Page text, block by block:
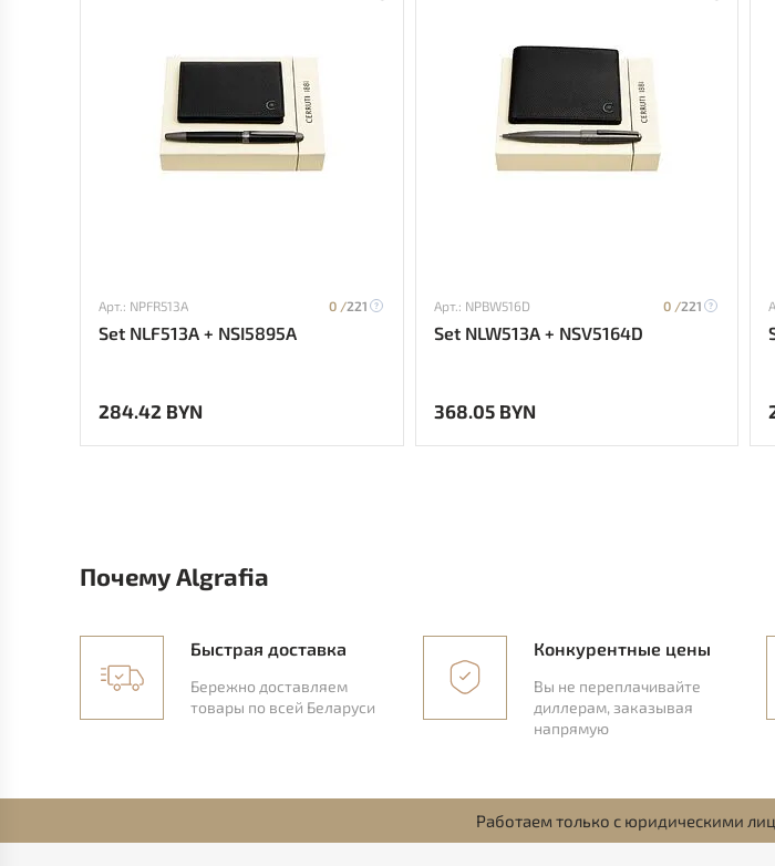
Арт.: NPFR513A 0 /221
Set NLF513A + NSI5895A
284.42 BYN
Арт.: NPBW516D 0 /221
Set NLW513A + NSV5164D
368.05 BYN
Почему Algrafia
Быстрая доставка
Бережно доставляем
товары по всей Беларуси
Конкурентные цены
Вы не переплачивайте
диллерам, заказывая
напрямую
Работаем только с юридическими